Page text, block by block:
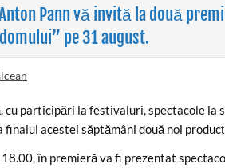
Pann vă invită la două
pe 31 august.
participări la festivaluri, spectacole la
finalul acestei săptămâni două noi
în premieră va fi prezentat